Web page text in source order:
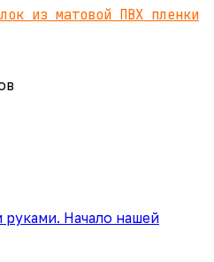
из матовой ПВХ пленки
руками. Начало нашей